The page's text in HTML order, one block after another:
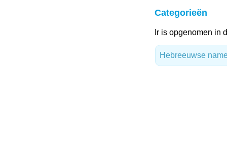
Categorieën
Ir is opgenomen in
Hebreeuwse